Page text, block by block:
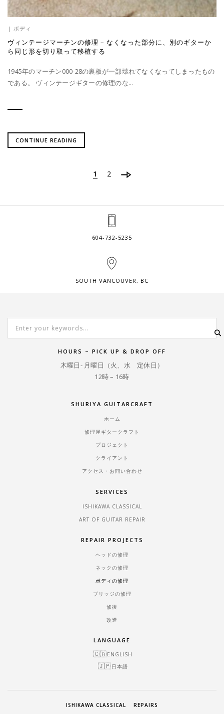
| ボディ
ヴィンテージマーチンの修理 – なくなった部分に、別のギターか
ら同じ形を切り取って移植する
1945年のマーチン000-28の裏板が一部壊れてなくなってしまったもの
である。 ヴィンテージギターの修理のな...
CONTINUE READING
1 2
604-732-5235
SOUTH VANCOUVER, BC
HOURS – PICK UP & DROP OFF
木曜日- 月曜日（火、水 定休日）
12時 – 16時
SHURIYA GUITARCRAFT
ホーム
修理屋ギタークラフト
プロジェクト
クライアント
アクセス・お問い合わせ
SERVICES
ISHIKAWA CLASSICAL
ART OF GUITAR REPAIR
REPAIR PROJECTS
ヘッドの修理
ネックの修理
ボディの修理
ブリッジの修理
修復
改造
LANGUAGE
ENGLISH
日本語
ISHIKAWA CLASSICAL REPAIRS